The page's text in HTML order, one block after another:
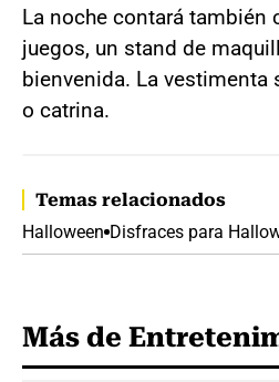
La noche contará también
juegos, un stand de
bienvenida. La vestimenta
o catrina.
Temas relacionados
Halloween Disfraces para
Más de